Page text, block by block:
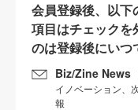
会員登録後、以下
項目はチェックを
のは登録後にいつ
Biz/Zine News
イノベーション、
報